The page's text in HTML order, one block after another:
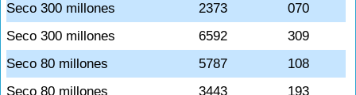
Seco 300 millones
2373
070
Seco 300 millones
6592
309
Seco 80 millones
5787
108
Seco 80 millones
3443
193